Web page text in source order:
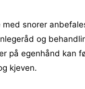
snorer
og
på egenhånd kan
kjeven.